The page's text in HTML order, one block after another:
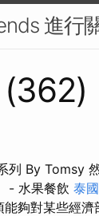
進行
列 By Tomsy
- 水果餐飲 泰
夠對某些經